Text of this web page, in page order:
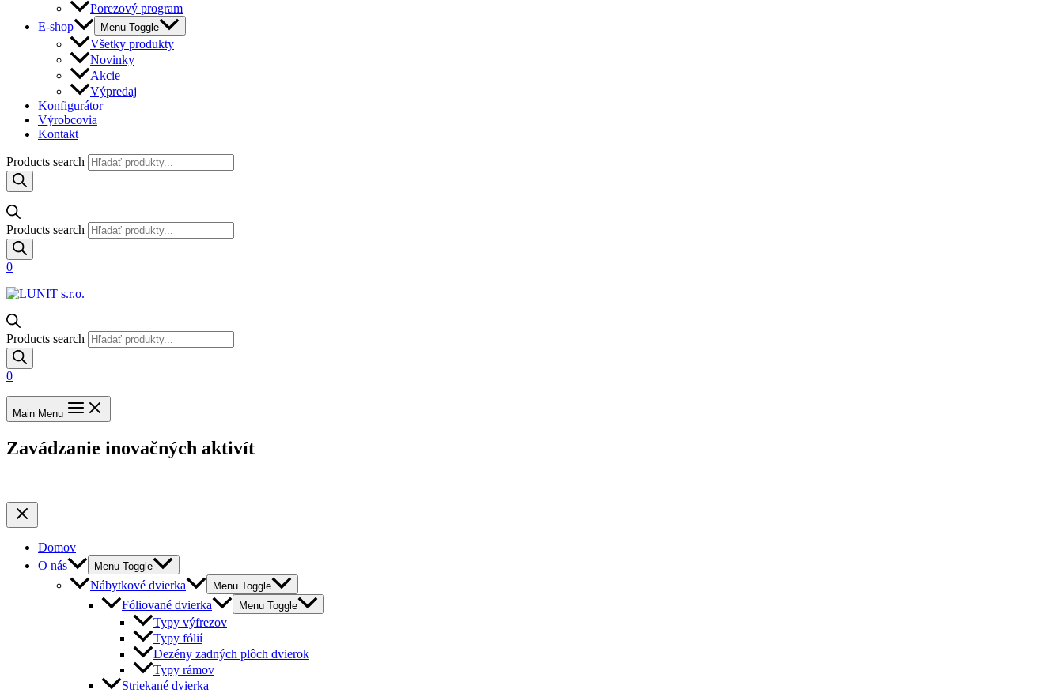
Porezový program
E-shop
Menu Toggle
Všetky produkty
Novinky
Akcie
Výpredaj
Konfigurátor
Výrobcovia
Kontakt
Products search
Products search
0
Products search
0
Main Menu
Zavádzanie inovačných aktivít
Domov
O nás
Menu Toggle
Nábytkové dvierka Menu Toggle
Fóliované dvierka Menu Toggle
Typy výfrezov
Typy fólií
Dezény zadných plôch dvierok
Typy rámov
Striekané dvierka